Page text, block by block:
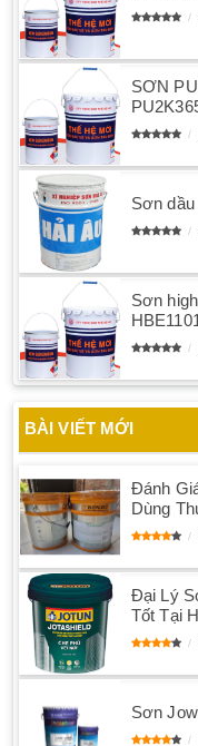
SƠN
Sơn
Sơn
BÀI VIẾT MỚI
Đánh
Dùng
Đại Lý
Tốt Tại
Sơn